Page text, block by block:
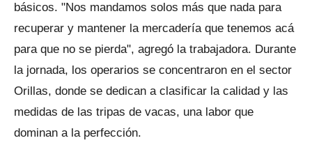
básicos. "Nos mandamos solos más que nada para
recuperar y mantener la mercadería que tenemos acá
para que no se pierda", agregó la trabajadora. Durante
la jornada, los operarios se concentraron en el sector
Orillas, donde se dedican a clasificar la calidad y las
medidas de las tripas de vacas, una labor que
dominan a la perfección.